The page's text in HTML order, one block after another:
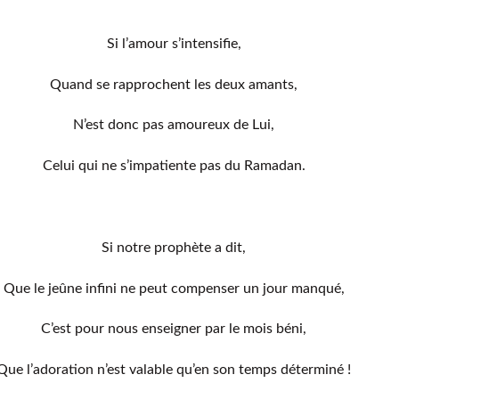
Si l’amour s’intensifie,
Quand se rapprochent les deux amants,
N’est donc pas amoureux de Lui,
Celui qui ne s’impatiente pas du Ramadan.
Si notre prophète a dit,
Que le jeûne infini ne peut compenser un jour manqué,
C’est pour nous enseigner par le mois béni,
l’adoration n’est valable qu’en son temps déterminé !